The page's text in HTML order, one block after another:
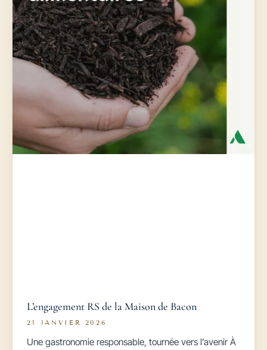
L’engagement RS de la Maison de Bacon
21 JANVIER 2026
Une gastronomie responsable, tournée vers l’avenir À